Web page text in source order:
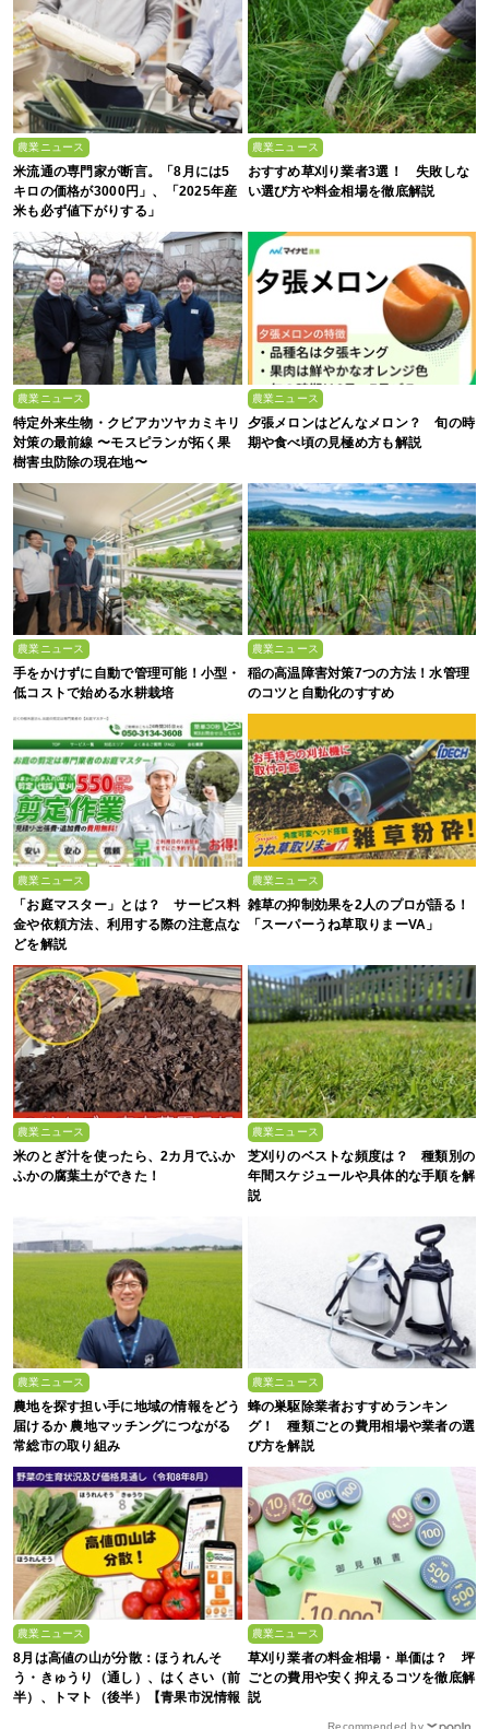
農業ニュース
米流通の専門家が断言。「8月には5
キロの価格が3000円」、「2025年産
米も必ず値下がりする」
農業ニュース
おすすめ草刈り業者3選！ 失敗しな
い選び方や料金相場を徹底解説
農業ニュース
特定外来生物・クビアカツヤカミキリ
対策の最前線 〜モスピランが拓く果
樹害虫防除の現在地〜
農業ニュース
夕張メロンはどんなメロン？ 旬の時
期や食べ頃の見極め方も解説
農業ニュース
手をかけずに自動で管理可能！小型・
低コストで始める水耕栽培
農業ニュース
稲の高温障害対策7つの方法！水管理
のコツと自動化のすすめ
農業ニュース
「お庭マスター」とは？ サービス料
金や依頼方法、利用する際の注意点な
どを解説
農業ニュース
雑草の抑制効果を2人のプロが語る！
「スーパーうね草取りまーVA」
農業ニュース
米のとぎ汁を使ったら、2カ月でふか
ふかの腐葉土ができた！
農業ニュース
芝刈りのベストな頻度は？ 種類別の
年間スケジュールや具体的な手順を解
説
農業ニュース
農地を探す担い手に地域の情報をどう
届けるか 農地マッチングにつながる
常総市の取り組み
農業ニュース
蜂の巣駆除業者おすすめランキン
グ！ 種類ごとの費用相場や業者の選
び方を解説
農業ニュース
8月は高値の山が分散：ほうれんそ
う・きゅうり（通し）、はくさい（前
半）、トマト（後半）【青果市況情報
農業ニュース
草刈り業者の料金相場・単価は？ 坪
ごとの費用や安く抑えるコツを徹底解
説
Recommended by